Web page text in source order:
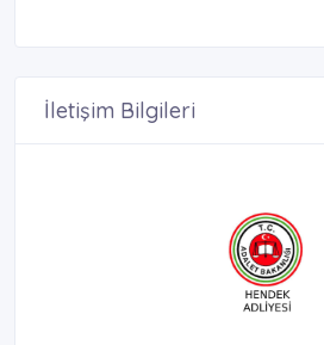
İletişim Bilgileri